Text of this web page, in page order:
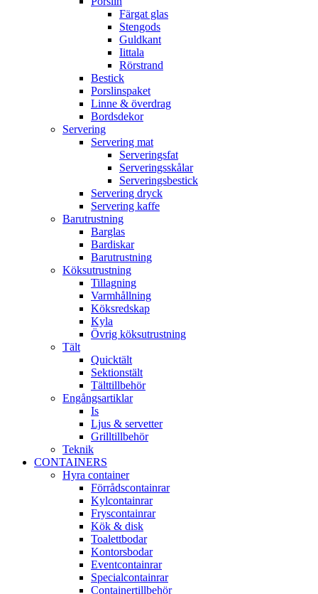
Färgat glas
Stengods
Guldkant
Iittala
Rörstrand
Bestick
Porslinspaket
Linne & överdrag
Bordsdekor
Servering
Servering mat
Serveringsfat
Serveringsskålar
Serveringsbestick
Servering dryck
Servering kaffe
Barutrustning
Barglas
Bardiskar
Barutrustning
Köksutrustning
Tillagning
Varmhållning
Köksredskap
Kyla
Övrig köksutrustning
Tält
Quicktält
Sektionstält
Tälttillbehör
Engångsartiklar
Is
Ljus & servetter
Grilltillbehör
Teknik
CONTAINERS
Hyra container
Förrådscontainrar
Kylcontainrar
Fryscontainrar
Kök & disk
Toalettbodar
Kontorsbodar
Eventcontainrar
Specialcontainrar
Containertillbehör